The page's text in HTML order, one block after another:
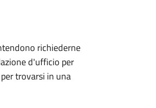
richiederne
d'ufficio per
trovarsi in una